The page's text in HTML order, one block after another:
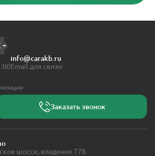
info@carakb.ru
Email для связи
Заказать звонок
шоссе, владение 77Б